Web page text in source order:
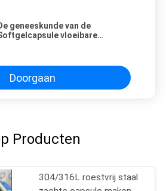
geneeskunde van de
vloeibare
Snelheid
Doorgaan
Producten
304/316L roestvrij staal